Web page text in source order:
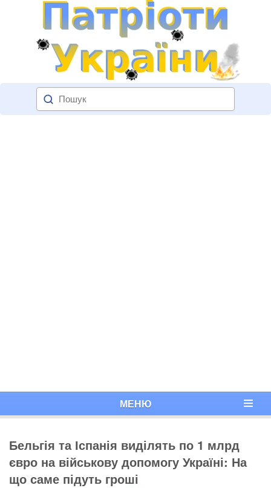
МЕНЮ
Бельгія та Іспанія виділять по 1 млрд
євро на військову допомогу Україні: На
що саме підуть гроші